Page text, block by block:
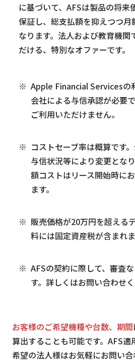
に基づいて、AFSは製品の将来
保証し、総支払額を抑えつつ月
なります。法人および教育機関
だける、特別なオファーです。
Apple Financial Servicesの
会社による与信承認が必要
ご利用いただけません。
コストセーブ率は概算です
与信状況等により変更とな
額コストはリース開始時に
ます。
販売価格が20万円を超える
料には固定資産税が含まれま
AFSの契約に際して、審査
す。詳しくはお問い合わせく
お客様のご希望機種や台数、期間
算出することも可能です。AFS
希望の法人様はお気軽にお問い合